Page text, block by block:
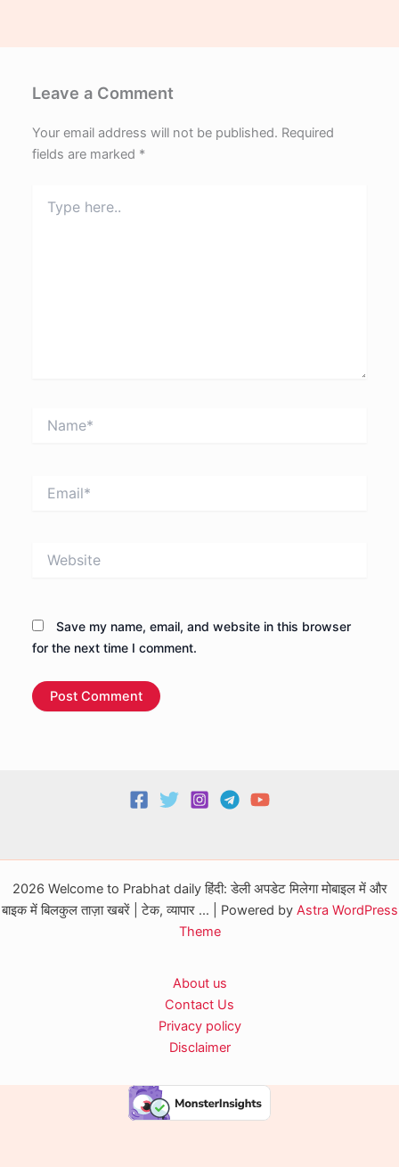
Leave a Comment
Your email address will not be published. Required
fields are marked *
here..
Save my name, email, and website in this browser
for the next time I comment.
2026 Welcome to Prabhat daily हिंदी: डेली अपडेट मिलेगा मोबाइल में और
बाइक में बिलकुल ताज़ा खबरें | टेक, व्यापार ... | Powered by Astra WordPress
Theme
About us
Contact Us
Privacy policy
Disclaimer